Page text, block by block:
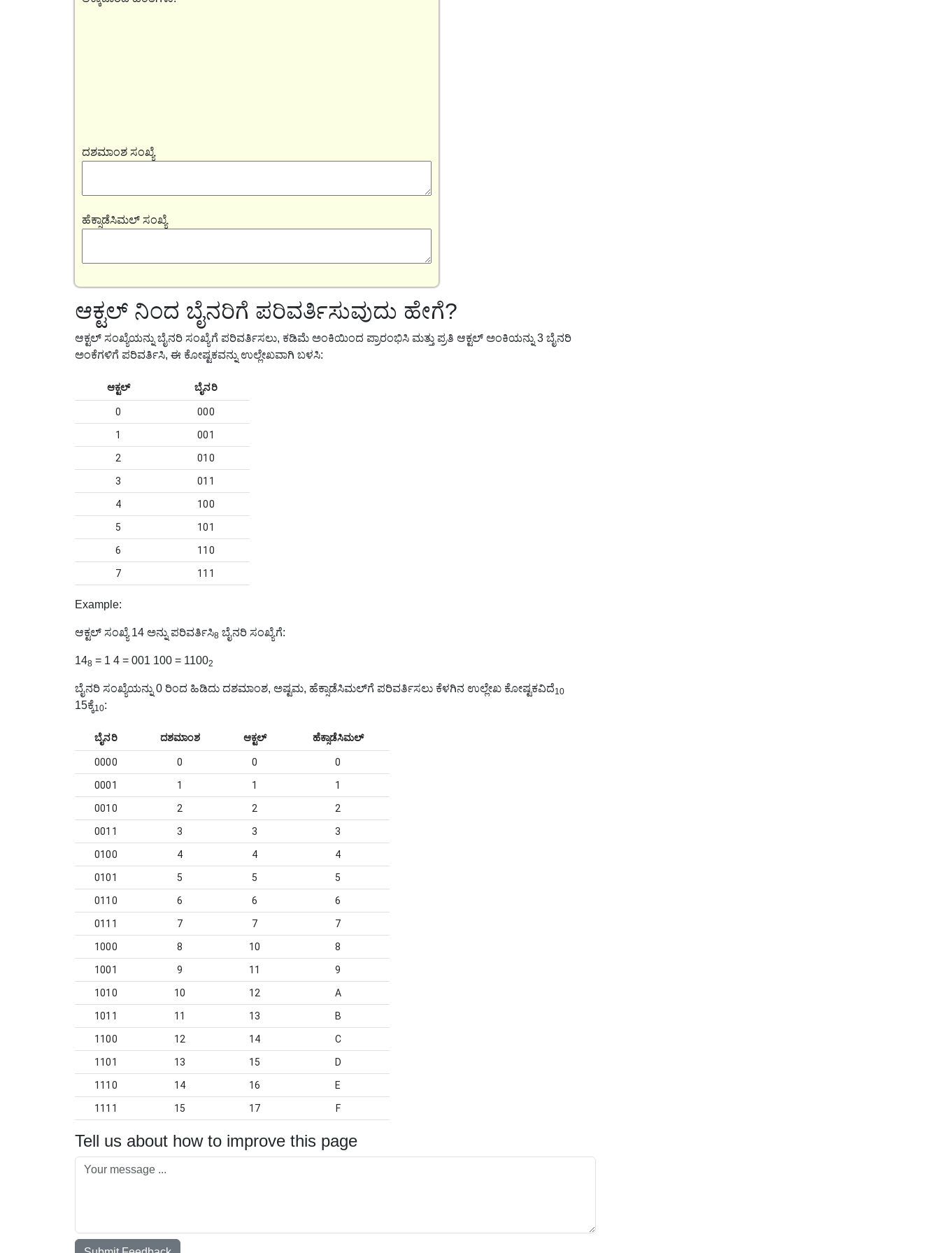
ದಶಮಾಂಶ ಸಂಖ್ಯೆ
ಹೆಕ್ಸಾಡೆಸಿಮಲ್ ಸಂಖ್ಯೆ
ಆಕ್ಟಲ್ ನಿಂದ ಬೈನರಿಗೆ ಪರಿವರ್ತಿಸುವುದು ಹೇಗೆ?
ಆಕ್ಟಲ್ ಸಂಖ್ಯೆಯನ್ನು ಬೈನರಿ ಸಂಖ್ಯೆಗೆ ಪರಿವರ್ತಿಸಲು, ಕಡಿಮೆ ಅಂಕಿಯಿಂದ ಪ್ರಾರಂಭಿಸಿ ಮತ್ತು ಪ್ರತಿ ಆಕ್ಟಲ್ ಅಂಕಿಯನ್ನು 3 ಬೈನರಿ
ಅಂಕೆಗಳಿಗೆ ಪರಿವರ್ತಿಸಿ, ಈ ಕೋಷ್ಟಕವನ್ನು ಉಲ್ಲೇಖವಾಗಿ ಬಳಸಿ:
ಆಕ್ಟಲ್ ಬೈನರಿ
0 000
1 001
2 010
3 011
4 100
5 101
6 110
7 111
Example:
ಆಕ್ಟಲ್ ಸಂಖ್ಯೆ 14 ಅನ್ನು ಪರಿವರ್ತಿಸಿ8 ಬೈನರಿ ಸಂಖ್ಯೆಗೆ:
148 = 1 4 = 001 100 = 11002
ಬೈನರಿ ಸಂಖ್ಯೆಯನ್ನು 0 ರಿಂದ ಹಿಡಿದು ದಶಮಾಂಶ, ಅಷ್ಟಮ, ಹೆಕ್ಸಾಡೆಸಿಮಲ್‌ಗೆ ಪರಿವರ್ತಿಸಲು ಕೆಳಗಿನ ಉಲ್ಲೇಖ ಕೋಷ್ಟಕವಿದೆ10
15ಕ್ಕೆ10:
ಬೈನರಿ ದಶಮಾಂಶ ಆಕ್ಟಲ್ ಹೆಕ್ಸಾಡೆಸಿಮಲ್
0000 0 0 0
0001 1 1 1
0010 2 2 2
0011 3 3 3
0100 4 4 4
0101 5 5 5
0110 6 6 6
0111 7 7 7
1000 8 10 8
1001 9 11 9
1010 10 12 A
1011 11 13 B
1100 12 14 C
1101 13 15 D
1110 14 16 E
1111 15 17 F
Tell us about how to improve this page